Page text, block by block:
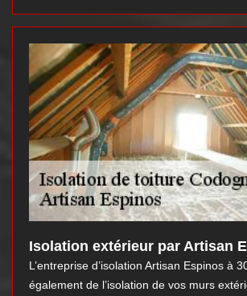
Isolation extérieur par Artisan
L’entreprise d’isolation Artisan Espinos à
également de l’isolation de vos murs